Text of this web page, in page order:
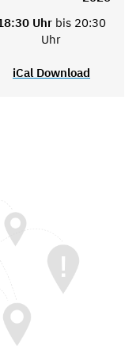
Uhr bis 20:30
Uhr
iCal Download